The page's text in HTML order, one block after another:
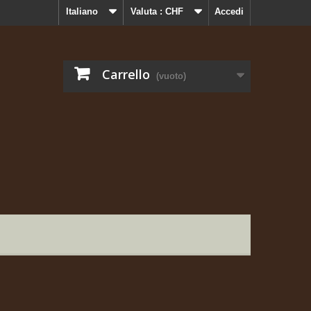
Accedi
Valuta : CHF
Italiano
Carrello (vuoto)